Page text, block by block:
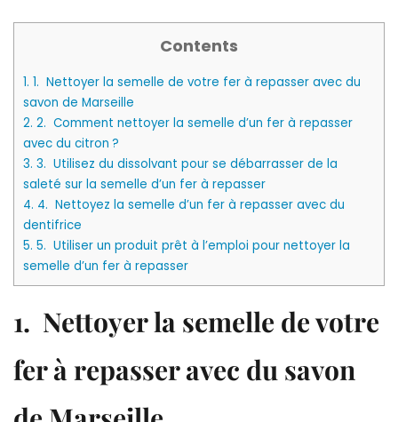
Contents
1. 1. Nettoyer la semelle de votre fer à repasser avec du
savon de Marseille
2. 2. Comment nettoyer la semelle d’un fer à repasser
avec du citron ?
3. 3. Utilisez du dissolvant pour se débarrasser de la
saleté sur la semelle d’un fer à repasser
4. 4. Nettoyez la semelle d’un fer à repasser avec du
dentifrice
5. 5. Utiliser un produit prêt à l’emploi pour nettoyer la
semelle d’un fer à repasser
1. Nettoyer la semelle de votre
fer à repasser avec du savon